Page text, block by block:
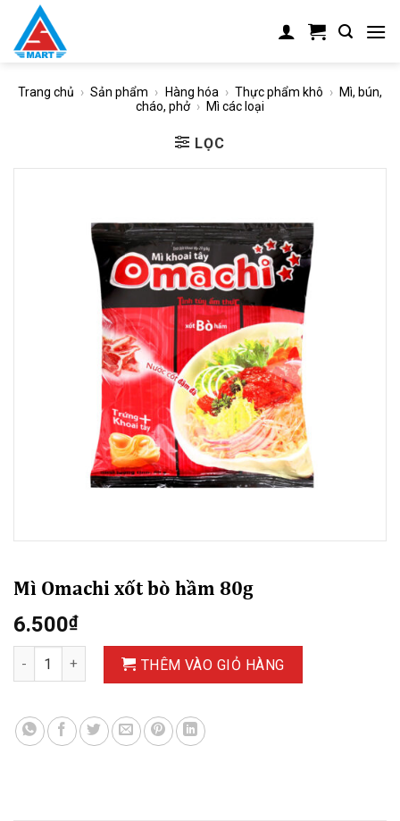
content
Trang chủ › Sản phẩm › Hàng hóa › Thực phẩm khô › Mì, bún,
cháo, phở › Mì các loại
LỌC
Mì Omachi xốt bò hầm 80g
6.500₫
Mì Omachi xốt bò hầm 80g số lượng
THÊM VÀO GIỎ HÀNG